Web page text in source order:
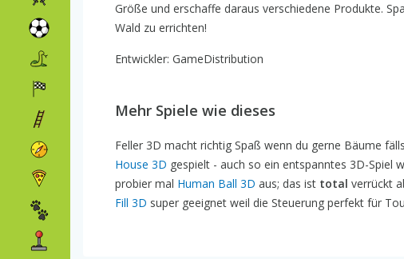
Größe und erschaffe daraus verschiedene Produkte.
Wald zu errichten!
Entwickler: GameDistribution
Mehr Spiele wie dieses
Feller 3D macht richtig Spaß wenn du gerne Bäume
House 3D gespielt - auch so ein entspanntes 3D-Spiel
probier mal Human Ball 3D aus; das ist total verrückt
Fill 3D super geeignet weil die Steuerung perfekt für